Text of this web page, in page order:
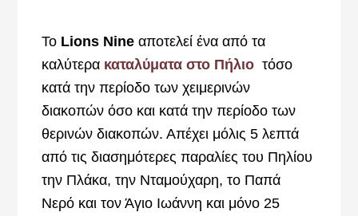
Το Lions Nine αποτελεί ένα από τα
καλύτερα καταλύματα στο Πήλιο τόσο
κατά την περίοδο των χειμερινών
διακοπών όσο και κατά την περίοδο των
θερινών διακοπών. Απέχει μόλις 5 λεπτά
από τις διασημότερες παραλίες του Πηλίου
την Πλάκα, την Νταμούχαρη, το Παπά
Νερό και τον Άγιο Ιωάννη και μόνο 25